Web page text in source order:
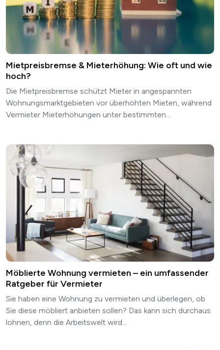
Mietpreisbremse & Mieterhöhung: Wie oft und wie
hoch?
Die Mietpreisbremse schützt Mieter in angespannten
Wohnungsmarktgebieten vor überhöhten Mieten, während
Vermieter Mieterhöhungen unter bestimmten...
Möblierte Wohnung vermieten – ein umfassender
Ratgeber für Vermieter
Sie haben eine Wohnung zu vermieten und überlegen, ob
Sie diese möbliert anbieten sollen? Das kann sich durchaus
lohnen, denn die Arbeitswelt wird...